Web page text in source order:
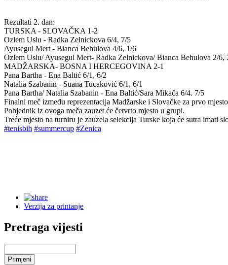
Rezultati 2. dan:
TURSKA - SLOVAČKA 1-2
Ozlem Uslu - Radka Zelnickova 6/4, 7/5
Ayusegul Mert - Bianca Behulova 4/6, 1/6
Ozlem Uslu/ Ayusegul Mert- Radka Zelnickova/ Bianca Behulova 2/6,
MADŽARSKA- BOSNA I HERCEGOVINA 2-1
Pana Bartha - Ena Baltić 6/1, 6/2
Natalia Szabanin - Suana Tucaković 6/1, 6/1
Pana Bartha/ Natalia Szabanin - Ena Baltić/Sara Mikača 6/4. 7/5
Finalni meč između reprezentacija Madžarske i Slovačke za prvo
Pobjednik iz ovoga meča zauzet će četvrto mjesto u grupi.
Treće mjesto na turniru je zauzela selekcija Turske koja će sutra imati
#tenisbih #summercup #Zenica
Verzija za printanje
Pretraga vijesti